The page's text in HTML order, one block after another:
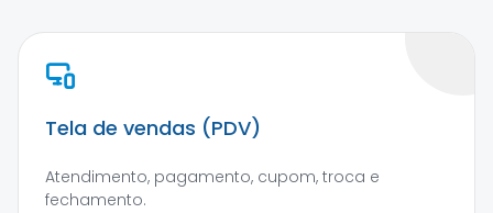
Tela de vendas (PDV)
Atendimento, pagamento, cupom, troca e
fechamento.